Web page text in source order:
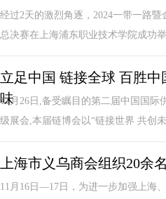
经过2天的激烈角逐，2024一带一路
总决赛在上海浦东职业技术学院成功
立足中国 链接全球 百胜
味
11月26日,备受瞩目的第二届中国国
级展会,本届链博会以“链接世界 共创
上海市义乌商会组织20余
11月16日—17日，为进一步加强上海